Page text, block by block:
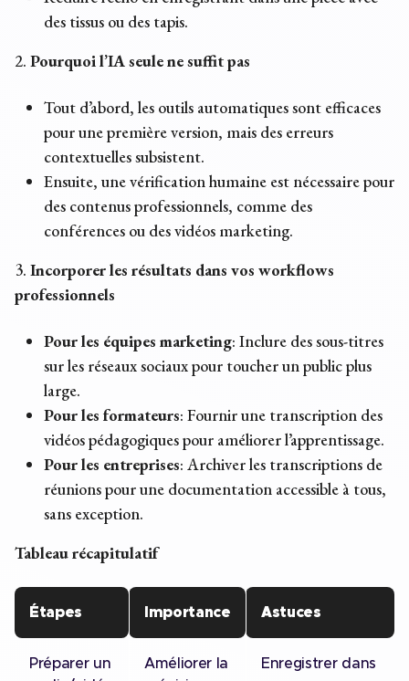
des tissus ou des tapis.
2. Pourquoi l’IA seule ne suffit pas
Tout d’abord, les outils automatiques sont efficaces
pour une première version, mais des erreurs
contextuelles subsistent.
Ensuite, une vérification humaine est nécessaire pour
des contenus professionnels, comme des
conférences ou des vidéos marketing.
3. Incorporer les résultats dans vos workflows
professionnels
Pour les équipes marketing: Inclure des sous-titres
sur les réseaux sociaux pour toucher un public plus
large.
Pour les formateurs: Fournir une transcription des
vidéos pédagogiques pour améliorer l’apprentissage.
Pour les entreprises: Archiver les transcriptions de
réunions pour une documentation accessible à tous,
sans exception.
Tableau récapitulatif
Étapes Importance Astuces
Préparer un
Améliorer la
Enregistrer dans